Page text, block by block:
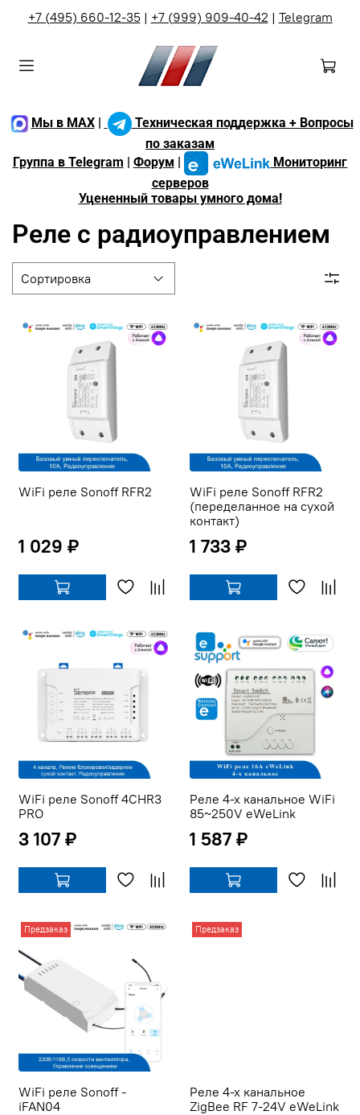
+7 (495) 660-12-35| +7 (999) 909-40-42 | Telegram
Мы в MAX|
Техническая поддержка + Вопросы
по заказам
Группа в Telegram
Форум
Мониторинг
серверов
Уцененный товары умного дома!
Реле с радиоуправлением
WiFi реле Sonoff RFR2
1 029 ₽
WiFi реле Sonoff RFR2
(переделанное на сухой
контакт)
1 733 ₽
WiFi реле Sonoff 4CHR3
PRO
3 107 ₽
Реле 4-х канальное WiFi
85~250V eWeLink
1 587 ₽
Предзаказ
WiFi реле Sonoff -
iFAN04
Предзаказ
Реле 4-х канальное
ZigBee RF 7-24V eWeLink